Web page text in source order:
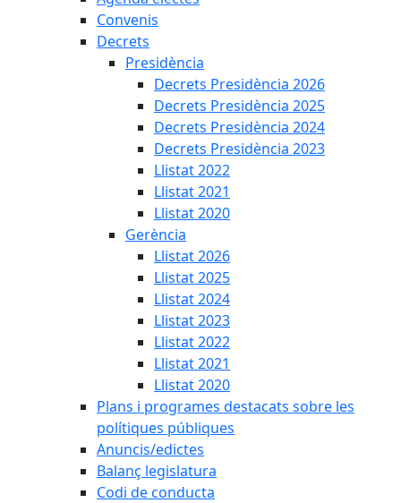
Convenis
Decrets
Presidència
Decrets Presidència 2026
Decrets Presidència 2025
Decrets Presidència 2024
Decrets Presidència 2023
Llistat 2022
Llistat 2021
Llistat 2020
Gerència
Llistat 2026
Llistat 2025
Llistat 2024
Llistat 2023
Llistat 2022
Llistat 2021
Llistat 2020
Plans i programes destacats sobre les
polítiques públiques
Anuncis/edictes
Balanç legislatura
Codi de conducta